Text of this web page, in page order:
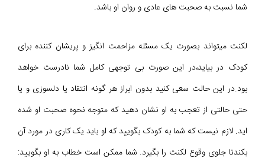
شما نسبت به صحبت های عادی و روان او باشد.
لکنت میتواند بصورت یک مسئله مزاحمت انگیز و پریشان کننده برای
کودک در بیاید،در این صورت بی توجهی کامل شما نادرست خواهد
بود.در این حالت سعی کنید بدون ابراز هر گونه انتقاد یا دلسوزی و یا
حتی حالتی از تعجب به او نشان دهید که متوجه نحوه صحبت او شده
اید. لازم نیست که شما به کودک بگویید که او باید یک کاری در مورد آن
بکندتا جلوی وقوع لکنت را بگیرد. شما ممکن است خطاب به او بگویید: